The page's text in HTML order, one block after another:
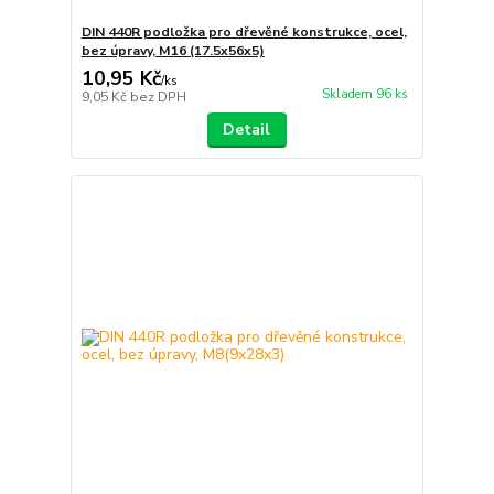
DIN 440R podložka pro dřevěné konstrukce, ocel,
bez úpravy, M16 (17.5x56x5)
10,95 Kč/ks
9,05 Kč bez DPH Skladem 96 ks
Detail